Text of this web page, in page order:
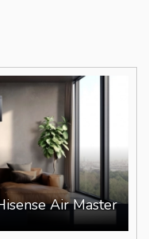
Air Master